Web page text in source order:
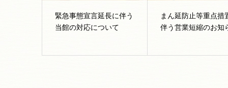
緊急事態宣言延長に伴う
当館の対応について
まん延防止等重点措
伴う営業短縮のお知